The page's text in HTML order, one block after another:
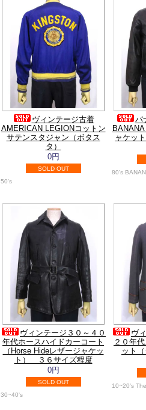
ヴィンテージ古着
AMERICAN LEGIONコットン
サテンスタジャン（ボタス
タ）
0円
SOLD OUT
50's
バ
ャケッ
80's
ヴィンテージ３０～４０
年代ホースハイドカーコート
（Horse Hideレザージャケッ
ト） ３６サイズ程度
0円
SOLD OUT
30~40's
ヴ
２０年
ット
10~20's